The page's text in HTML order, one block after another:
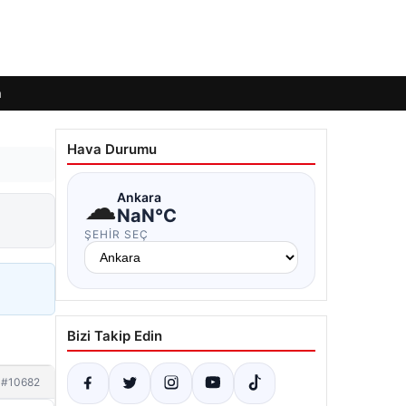
#10682
Hava Durumu
☁Ankara
NaN°C
ŞEHIR SEÇ
Bizi Takip Edin